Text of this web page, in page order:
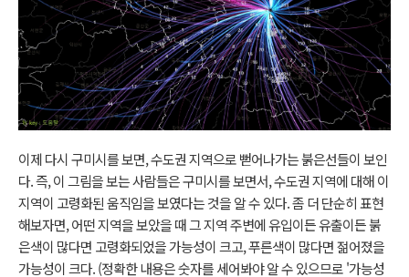
이제 다시 구미시를 보면, 수도권 지역으로 뻗어나가는 붉은선들이 보인
다. 즉, 이 그림을 보는 사람들은 구미시를 보면서, 수도권 지역에 대해 이
지역이 고령화된 움직임을 보였다는 것을 알 수 있다. 좀 더 단순히 표현
해보자면, 어떤 지역을 보았을 때 그 지역 주변에 유입이든 유출이든 붉
은색이 많다면 고령화되었을 가능성이 크고, 푸른색이 많다면 젊어졌을
가능성이 크다. (정확한 내용은 숫자를 세어봐야 알 수 있으므로 '가능성